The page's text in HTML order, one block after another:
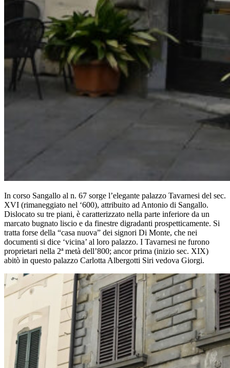
In corso Sangallo al n. 67 sorge l’elegante palazzo Tavarnesi del sec.
XVI (rimaneggiato nel ‘600), attribuito ad Antonio di Sangallo.
Dislocato su tre piani, è caratterizzato nella parte inferiore da un
marcato bugnato liscio e da finestre digradanti prospetticamente. Si
tratta forse della “casa nuova” dei signori Di Monte, che nei
documenti si dice ‘vicina’ al loro palazzo. I Tavarnesi ne furono
proprietari nella 2ª metà dell’800; ancor prima (inizio sec. XIX)
abitò in questo palazzo Carlotta Albergotti Siri vedova Giorgi.